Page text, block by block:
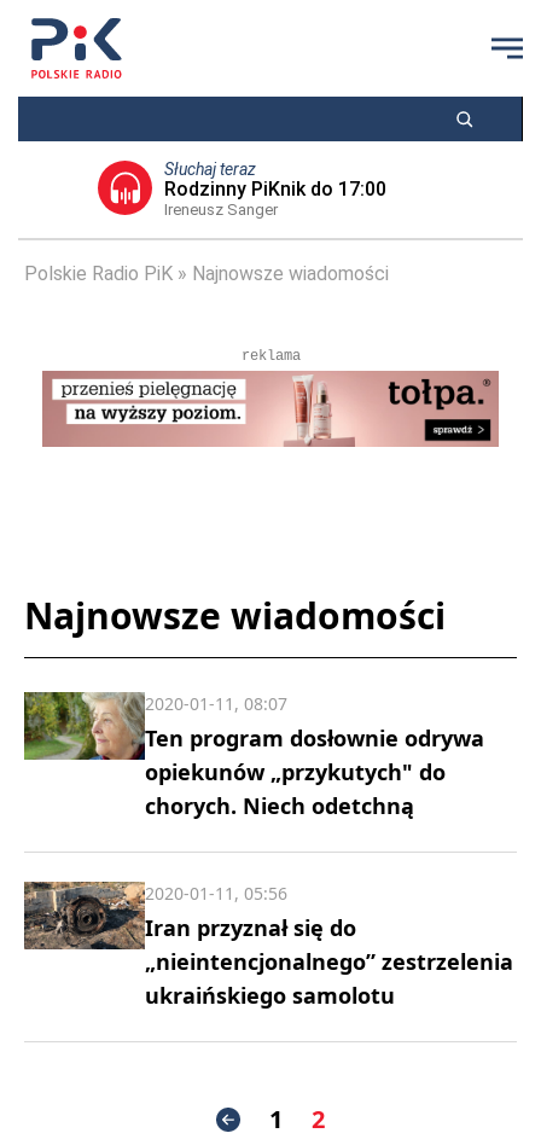
Słuchaj teraz
Rodzinny PiKnik do 17:00
Ireneusz Sanger
Polskie Radio PiK Najnowsze wiadomości
reklama
Najnowsze wiadomości
Ten program dosłownie odrywa
opiekunów „przykutych" do
chorych. Niech odetchną
2020-01-11, 08:07
Iran przyznał się do
„nieintencjonalnego” zestrzelenia
ukraińskiego samolotu
2020-01-11, 05:56
1 2